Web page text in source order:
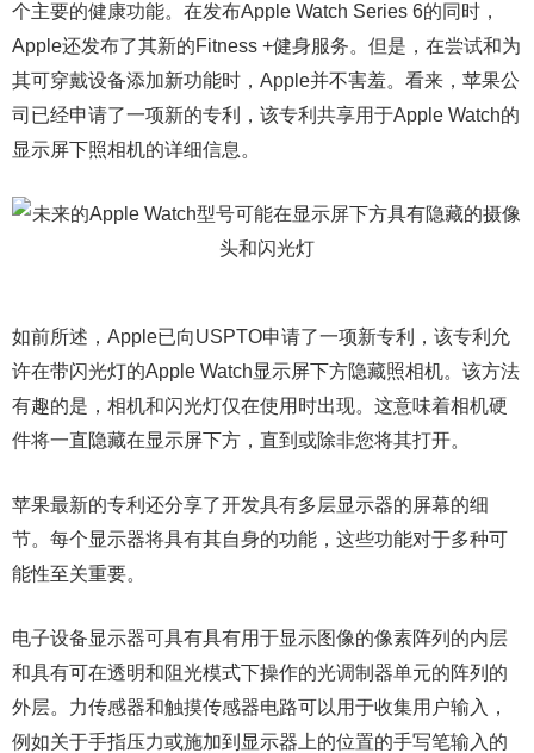
个主要的健康功能。在发布Apple Watch Series 6的同时，
Apple还发布了其新的Fitness +健身服务。但是，在尝试和为
其可穿戴设备添加新功能时，Apple并不害羞。看来，苹果公
司已经申请了一项新的专利，该专利共享用于Apple Watch的
显示屏下照相机的详细信息。
如前所述，Apple已向USPTO申请了一项新专利，该专利允
许在带闪光灯的Apple Watch显示屏下方隐藏照相机。该方法
有趣的是，相机和闪光灯仅在使用时出现。这意味着相机硬
件将一直隐藏在显示屏下方，直到或除非您将其打开。
苹果最新的专利还分享了开发具有多层显示器的屏幕的细
节。每个显示器将具有其自身的功能，这些功能对于多种可
能性至关重要。
电子设备显示器可具有具有用于显示图像的像素阵列的内层
和具有可在透明和阻光模式下操作的光调制器单元的阵列的
外层。力传感器和触摸传感器电路可以用于收集用户输入，
例如关于手指压力或施加到显示器上的位置的手写笔输入的